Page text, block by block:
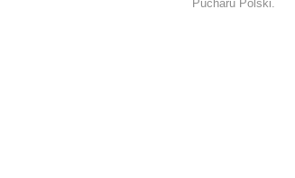
Pucharu Polski.